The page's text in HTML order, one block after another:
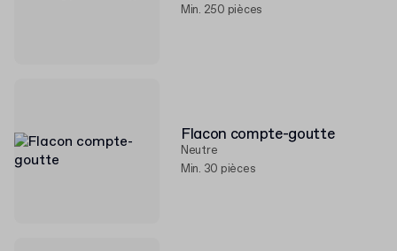
Min. 250 pièces
Flacon compte-goutte
Neutre
Min. 30 pièces